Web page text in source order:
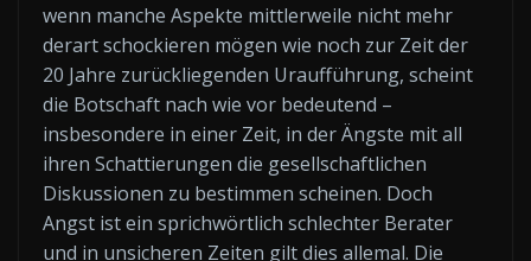
wenn manche Aspekte mittlerweile nicht mehr
derart schockieren mögen wie noch zur Zeit der
20 Jahre zurückliegenden Uraufführung, scheint
die Botschaft nach wie vor bedeutend –
insbesondere in einer Zeit, in der Ängste mit all
ihren Schattierungen die gesellschaftlichen
Diskussionen zu bestimmen scheinen. Doch
Angst ist ein sprichwörtlich schlechter Berater
und in unsicheren Zeiten gilt dies allemal. Die